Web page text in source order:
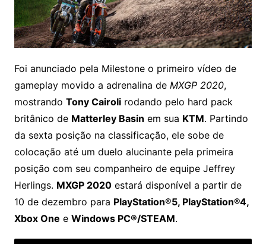
Foi anunciado pela Milestone o primeiro vídeo de
gameplay movido a adrenalina de MXGP 2020,
mostrando Tony Cairolirodando pelo hard pack
britânico de Matterley Basin em sua KTM. Partindo
da sexta posição na classificação, ele sobe de
colocação até um duelo alucinante pela primeira
posição com seu companheiro de equipe Jeffrey
Herlings. MXGP 2020estará disponível a partir de
10 de dezembro para PlayStation®5, PlayStation®4,
Xbox One e Windows PC®/STEAM.